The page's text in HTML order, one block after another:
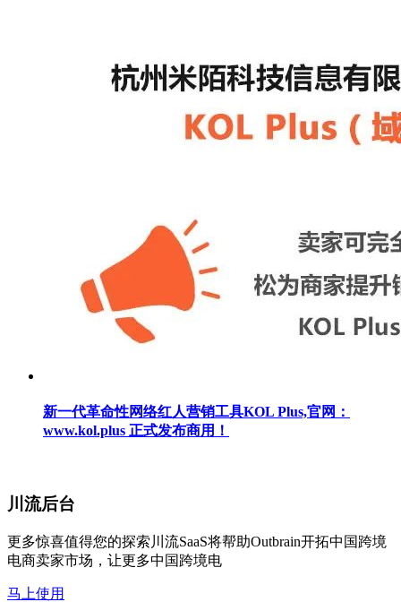
新一代革命性网络红人营销工具KOL Plus,官网：
www.kol.plus 正式发布商用！
川流后台
更多惊喜值得您的探索川流SaaS将帮助Outbrain开拓中国跨境
电商卖家市场，让更多中国跨境电
马上使用